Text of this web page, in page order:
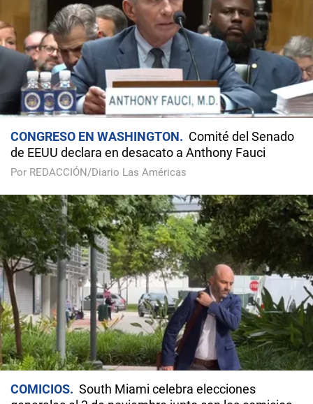
CONGRESO EN WASHINGTON
Comité del Senado
de EEUU declara en desacato a Anthony Fauci
Por REDACCIÓN/Diario Las Américas
COMICIOS
South Miami celebra elecciones